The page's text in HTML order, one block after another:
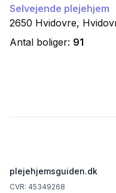
Selvejende plejehjem
2650 Hvidovre,
Antal boliger: 91
plejehjemsguiden.dk
CVR: 45349268